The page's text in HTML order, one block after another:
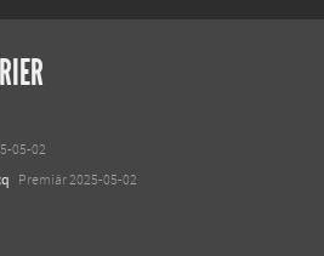
05-02
Premiär 2025-05-02